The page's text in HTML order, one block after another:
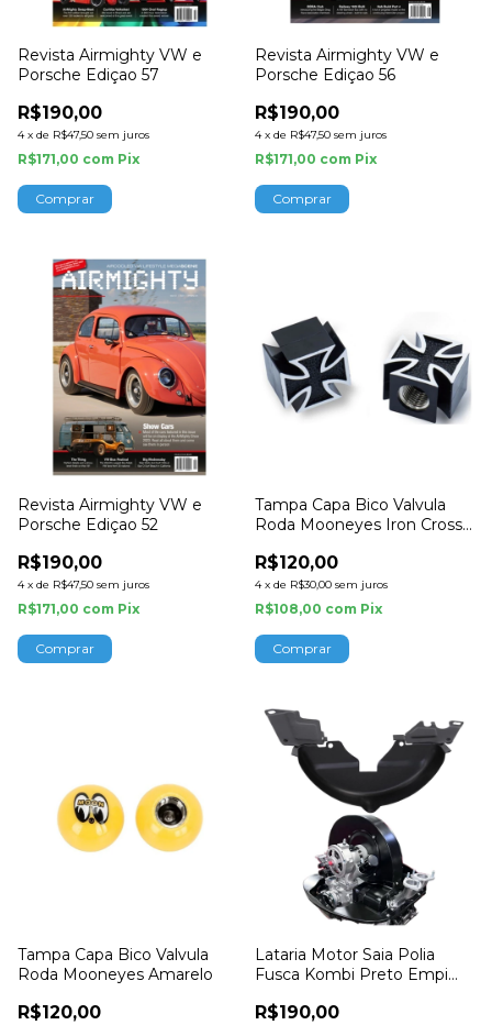
Revista Airmighty VW e
Porsche Ediçao 57
R$190,00
4 x de R$47,50 sem juros
R$171,00 com Pix
Revista Airmighty VW e
Porsche Ediçao 56
R$190,00
4 x de R$47,50 sem juros
R$171,00 com Pix
Revista Airmighty VW e
Porsche Ediçao 52
R$190,00
4 x de R$47,50 sem juros
R$171,00 com Pix
Tampa Capa Bico Valvula
Roda Mooneyes Iron Cross
R$120,00
4 x de R$30,00 sem juros
R$108,00 com Pix
Tampa Capa Bico Valvula
Roda Mooneyes Amarelo
R$120,00
Lataria Motor Saia Polia
Fusca Kombi Preto Empi
R$190,00